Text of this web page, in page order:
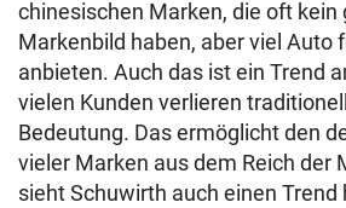
chinesischen Marken, die oft kein
Markenbild haben, aber viel Auto
anbieten. Auch das ist ein Trend
vielen Kunden verlieren
Bedeutung. Das ermöglicht den
vieler Marken aus dem Reich der
sieht Schuwirth auch einen Trend